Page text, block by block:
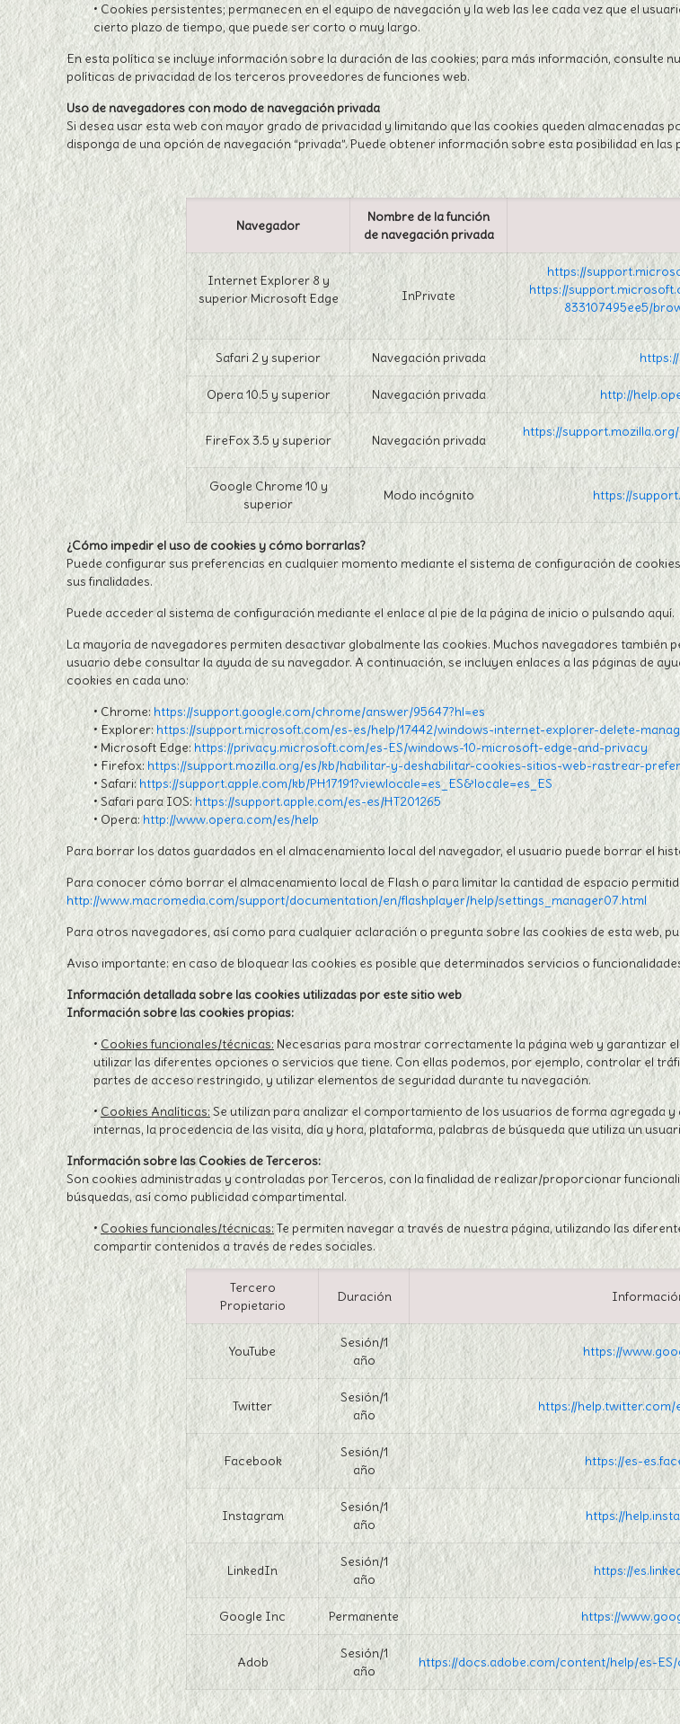
• Cookies persistentes; permanecen en el equipo de navegación y la web las lee cada vez que el
cierto plazo de tiempo, que puede ser corto o muy largo.
En esta política se incluye información sobre la duración de las cookies; para más información, consulte
políticas de privacidad de los terceros proveedores de funciones web.
Uso de navegadores con modo de navegación privada
Si desea usar esta web con mayor grado de privacidad y limitando que las cookies queden almacenadas
disponga de una opción de navegación “privada”. Puede obtener información sobre esta posibilidad en
Navegador
Nombre de la función
de navegación privada
Internet Explorer 8 y
superior Microsoft Edge
InPrivate
https://
https://
833107495ee5/
Safari 2 y superior Navegación privada
Opera 10.5 y superior Navegación privada http://
FireFox 3.5 y superior Navegación privada
https://
Google Chrome 10 y
superior
Modo incógnito https://
¿Cómo impedir el uso de cookies y cómo borrarlas?
Puede configurar sus preferencias en cualquier momento mediante el sistema de configuración de
sus finalidades.
Puede acceder al sistema de configuración mediante el enlace al pie de la página de inicio o pulsando aquí.
La mayoría de navegadores permiten desactivar globalmente las cookies. Muchos navegadores
usuario debe consultar la ayuda de su navegador. A continuación, se incluyen enlaces a las páginas de
cookies en cada uno:
• Chrome: https://support.google.com/chrome/answer/95647?hl=es
• Explorer:https://support.microsoft.com/es-es/help/17442/windows-internet-explorer-delete-
• Microsoft Edge:https://privacy.microsoft.com/es-ES/windows-10-microsoft-edge-and-privacy
• Firefox: https://support.mozilla.org/es/kb/habilitar-y-deshabilitar-cookies-sitios-web-rastrear-
• Safari:https://support.apple.com/kb/PH17191?viewlocale=es_ES&locale=es_ES
• Safari para IOS:https://support.apple.com/es-es/HT201265
• Opera:http://www.opera.com/es/help
Para borrar los datos guardados en el almacenamiento local del navegador, el usuario puede borrar el
Para conocer cómo borrar el almacenamiento local de Flash o para limitar la cantidad de espacio
http://www.macromedia.com/support/documentation/en/flashplayer/help/settings_manager07.html
Para otros navegadores, así como para cualquier aclaración o pregunta sobre las cookies de esta web,
Aviso importante: en caso de bloquear las cookies es posible que determinados servicios o
Información detallada sobre las cookies utilizadas por este sitio web
Información sobre las cookies propias:
• Cookies funcionales/técnicas:Necesarias para mostrar correctamente la página web y garantizar
utilizar las diferentes opciones o servicios que tiene. Con ellas podemos, por ejemplo, controlar el
partes de acceso restringido, y utilizar elementos de seguridad durante tu navegación.
•Cookies Analíticas: Se utilizan para analizar el comportamiento de los usuarios de forma agregada
internas, la procedencia de las visita, día y hora, plataforma, palabras de búsqueda que utiliza un
Información sobre las Cookies de Terceros:
Son cookies administradas y controladas por Terceros, con la finalidad de realizar/proporcionar
búsquedas, así como publicidad compartimental.
•Cookies funcionales/técnicas:Te permiten navegar a través de nuestra página, utilizando las
compartir contenidos a través de redes sociales.
Tercero
Propietario
Duración
YouTube
Sesión/1
año
https://
Twitter
Sesión/1
año
https://
Facebook
Sesión/1
año
https://es-
Instagram
Sesión/1
año
https://
LinkedIn
Sesión/1
año
https://
Google Inc Permanente https://
Adob
Sesión/1
año
https://docs.adobe.com/content/help/es-